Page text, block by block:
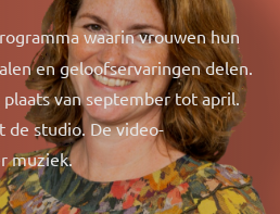
waarin vrouwen hun
en geloofservaringen delen.
van september tot april.
de studio. De video-
muziek.